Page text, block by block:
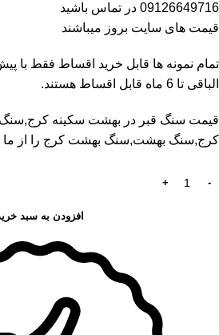
09126649716 در تماس باشید
قیمت های سایت بروز میباشند
الباقی تا 6 ماه قابل اقساط هستند.
قیمت سنگ قبر در بهشت سکینه کرج,سنگ
کرج,سنگ بهشت,سنگ بهشت کرج را از ما
افزودن به سبد